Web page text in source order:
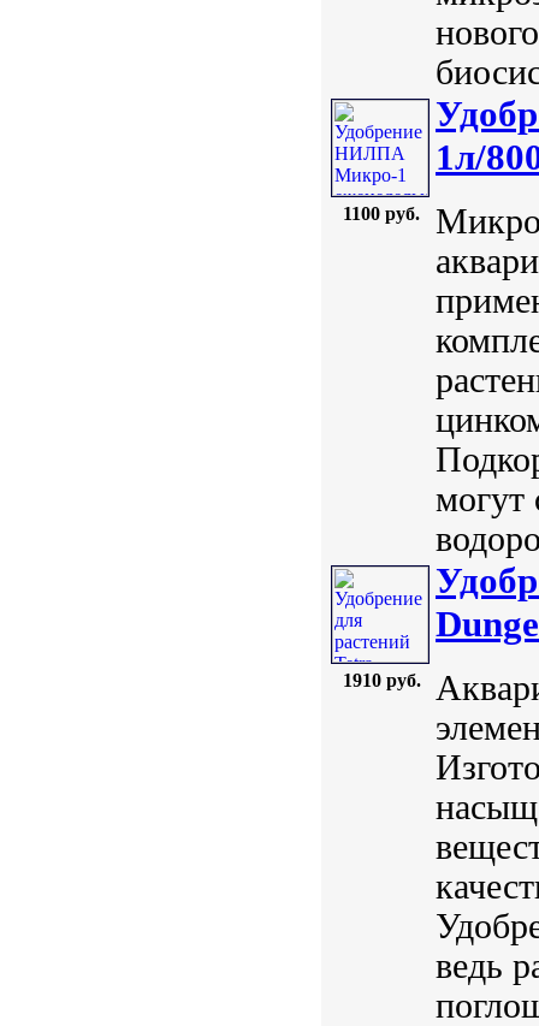
1100 руб.
1л/
могут
1910 руб.
ведь